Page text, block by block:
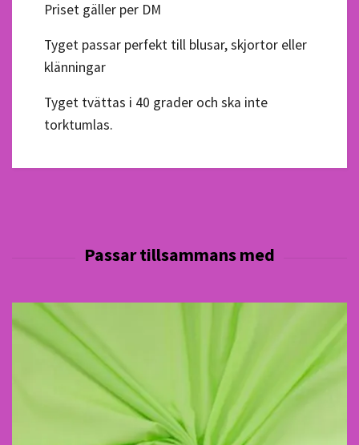
Priset gäller per DM
Tyget passar perfekt till blusar, skjortor eller
klänningar
Tyget tvättas i 40 grader och ska inte
torktumlas.